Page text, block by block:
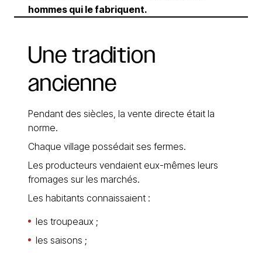
hommes qui le fabriquent.
Une tradition
ancienne
Pendant des siècles, la vente directe était la
norme.
Chaque village possédait ses fermes.
Les producteurs vendaient eux-mêmes leurs
fromages sur les marchés.
Les habitants connaissaient :
les troupeaux ;
les saisons ;